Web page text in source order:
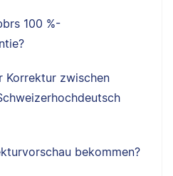
100 %-
Korrektur zwischen
bekommen?